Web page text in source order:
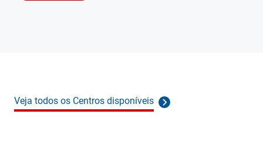
Veja todos os Centros disponíveis